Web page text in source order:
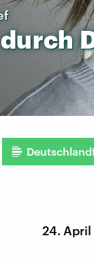
durch
24. April